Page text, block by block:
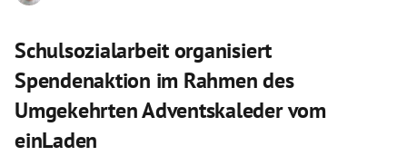
Schulsozialarbeit organisiert
Spendenaktion im Rahmen des
Umgekehrten Adventskaleder vom
einLaden